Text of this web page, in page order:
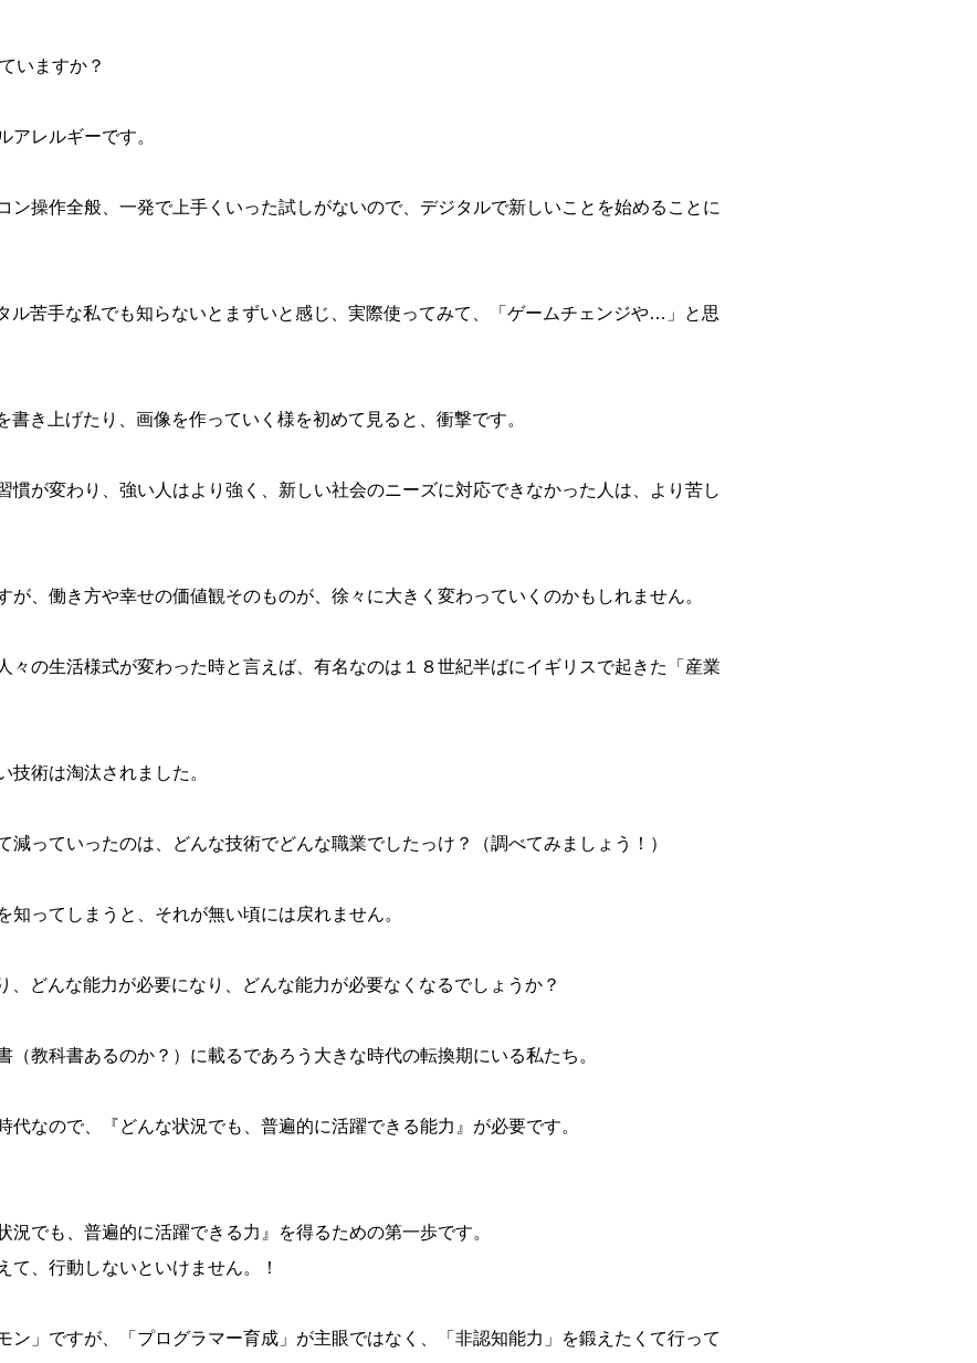
いますか？
アレルギーです。
ン操作全般、一発で上手くいった試しがないので、デジタルで新しいことを始めることに
ル苦手な私でも知らないとまずいと感じ、実際使ってみて、「ゲームチェンジや…」と思
き上げたり、画像を作っていく様を初めて見ると、衝撃です。
慣が変わり、強い人はより強く、新しい社会のニーズに対応できなかった人は、より苦し
が、働き方や幸せの価値観そのものが、徐々に大きく変わっていくのかもしれません。
々の生活様式が変わった時と言えば、有名なのは１８世紀半ばにイギリスで起きた「産業
技術は淘汰されました。
減っていったのは、どんな技術でどんな職業でしたっけ？（調べてみましょう！）
知ってしまうと、それが無い頃には戻れません。
、どんな能力が必要になり、どんな能力が必要なくなるでしょうか？
（教科書あるのか？）に載るであろう大きな時代の転換期にいる私たち。
代なので、『どんな状況でも、普遍的に活躍できる能力』が必要です。
況でも、普遍的に活躍できる力』を得るための第一歩です。
て、行動しないといけません。！
ン」ですが、「プログラマー育成」が主眼ではなく、「非認知能力」を鍛えたくて行って